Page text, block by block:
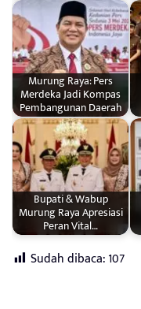
Murung Raya: Pers
Merdeka Jadi Kompas
Pembangunan Daerah
Bupati & Wabup
Murung Raya Apresiasi
Peran Vital…
Sudah dibaca:107